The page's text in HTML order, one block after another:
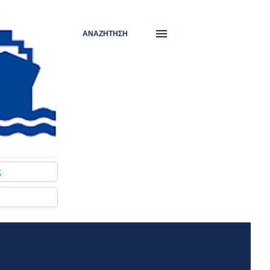
ΑΝΑΖΉΤΗΣΗ